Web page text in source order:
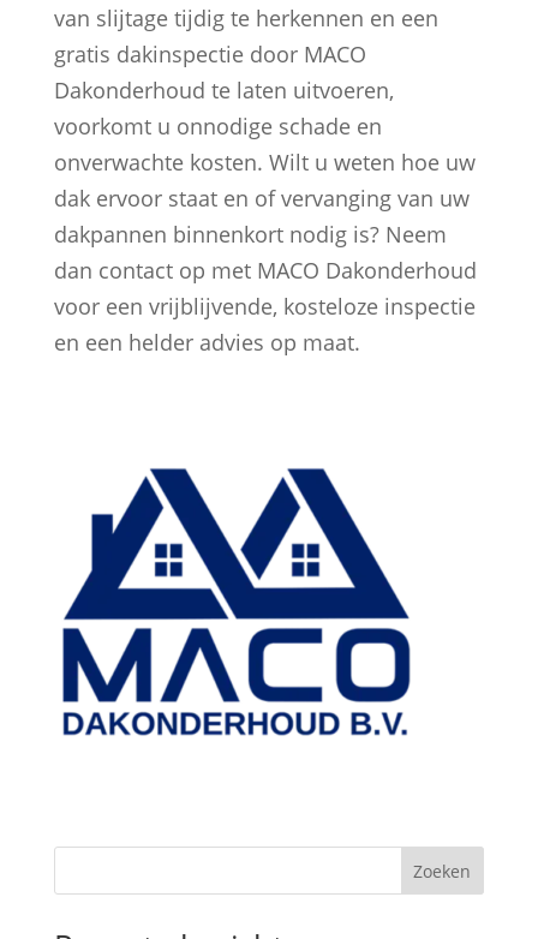
van slijtage tijdig te herkennen en een
gratis dakinspectie door MACO
Dakonderhoud te laten uitvoeren,
voorkomt u onnodige schade en
onverwachte kosten. Wilt u weten hoe uw
dak ervoor staat en of vervanging van uw
dakpannen binnenkort nodig is? Neem
dan contact op met MACO Dakonderhoud
voor een vrijblijvende, kosteloze inspectie
en een helder advies op maat.
Zoeken